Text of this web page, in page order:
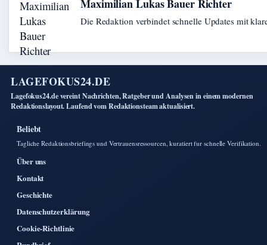
Maximilian Lukas Bauer Richter
Die Redaktion verbindet schnelle Updates mit
LAGEFOKUS24.DE
Lagefokus24.de vereint Nachrichten, Ratgeber und Analysen in einem modernen
Redaktionslayout. Laufend vom Redaktionsteam aktualisiert.
Beliebt
Tagliche Redaktionsbriefings und Vertrauensressourcen, kuratiert fur schnelle Verifikation.
Über uns
Kontakt
Geschichte
Datenschutzerklärung
Cookie-Richtlinie